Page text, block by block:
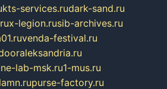
kts-services.rudark-sand.ru
x-legion.rusib-archives.ru
venda-festival.ru
lab-msk.ru1-mus.ru
purse-factory.ru